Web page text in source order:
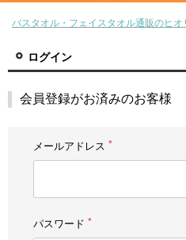
バスタオル・フェイスタオル通販のヒオ
ログイン
会員登録がお済みのお客様
メールアドレス
パスワード